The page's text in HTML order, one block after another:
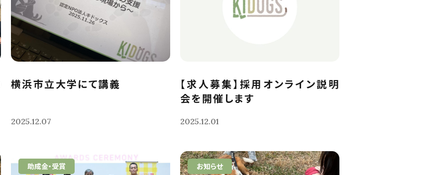
横浜市立大学にて講義
2025.12.07
【求人募集】採用オンライン説明
会を開催します
2025.12.01
助成金・受賞 お知らせ